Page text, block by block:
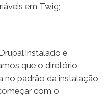
em Twig;
instalado e
que o diretório
no padrão da instalação
com o